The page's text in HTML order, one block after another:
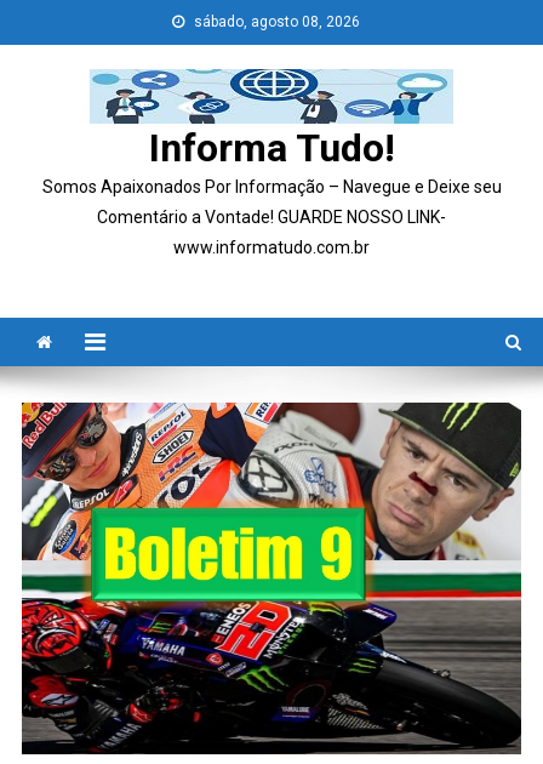
to
sábado, agosto 08, 2026
Informa Tudo!
Somos Apaixonados Por Informação – Navegue e Deixe seu
Comentário a Vontade! GUARDE NOSSO LINK-
www.informatudo.com.br